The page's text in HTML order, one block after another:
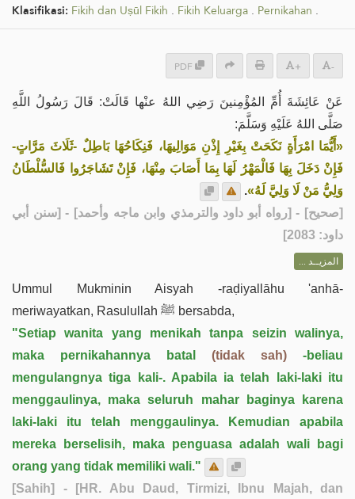
Klasifikasi: Fikih dan Uṣūl Fikih . Fikih Keluarga . Pernikahan .
PDF + -
عَنْ عَائِشَةَ أُمِّ المُؤْمِنينَ رَضِي اللهُ عنْها قَالَتْ: قَالَ رَسُولُ اللَّهِ
صَلَّى اللهُ عَلَيْهِ وَسَلَّمَ:
«أَيُّمَا امْرَأَةٍ نَكَحَتْ بِغَيْرِ إِذْنِ مَوَالِيهَا، فَنِكَاحُهَا بَاطِلٌ -ثَلَاثَ مَرَّاتٍ-
فَإِنْ دَخَلَ بِهَا فَالْمَهْرُ لَهَا بِمَا أَصَابَ مِنْهَا، فَإِنْ تَشَاجَرُوا فَالسُّلْطَانُ
وَلِيُّ مَنْ لَا وَلِيَّ لَهُ».
[صحيح] - [رواه أبو داود والترمذي وابن ماجه وأحمد] - [سنن أبي
داود: 2083]
المزيــد ...
Ummul Mukminin Aisyah -raḍiyallāhu 'anhā-
meriwayatkan, Rasulullah ﷺ bersabda,
"Setiap wanita yang menikah tanpa seizin walinya,
maka pernikahannya batal (tidak sah) -beliau
mengulangnya tiga kali-. Apabila ia telah laki-laki itu
menggaulinya, maka seluruh mahar baginya karena
laki-laki itu telah menggaulinya. Kemudian apabila
mereka berselisih, maka penguasa adalah wali bagi
orang yang tidak memiliki wali."
[Sahih]
- [HR. Abu Daud, Tirmizi, Ibnu Majah, dan